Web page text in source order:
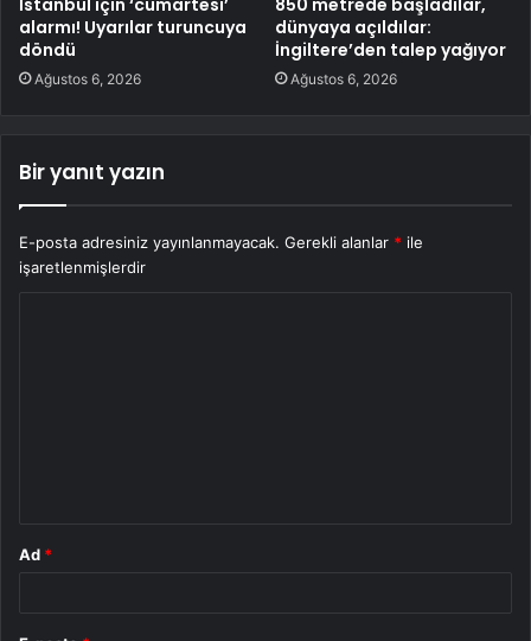
İstanbul için ‘cumartesi’
alarmı! Uyarılar turuncuya
döndü
Ağustos 6, 2026
850 metrede başladılar,
dünyaya açıldılar:
İngiltere’den talep yağıyor
Ağustos 6, 2026
Bir yanıt yazın
E-posta adresiniz yayınlanmayacak. Gerekli alanlar * ile
işaretlenmişlerdir
Ad *